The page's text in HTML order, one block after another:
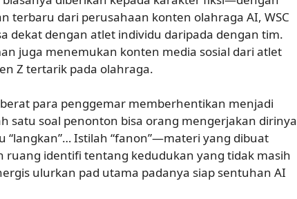
terbaru dari perusahaan konten olahraga AI, WSC
dekat dengan atlet individu daripada dengan tim.
juga menemukan konten media sosial dari atlet
Z tertarik pada olahraga.
para penggemar memberhentikan menjadi
satu soal penonton bisa orang mengerjakan dirinya
“langkan”… Istilah “fanon”—materi yang dibuat
ruang identifi tentang kedudukan yang tidak masih
ulurkan pad utama padanya siap sentuhan AI